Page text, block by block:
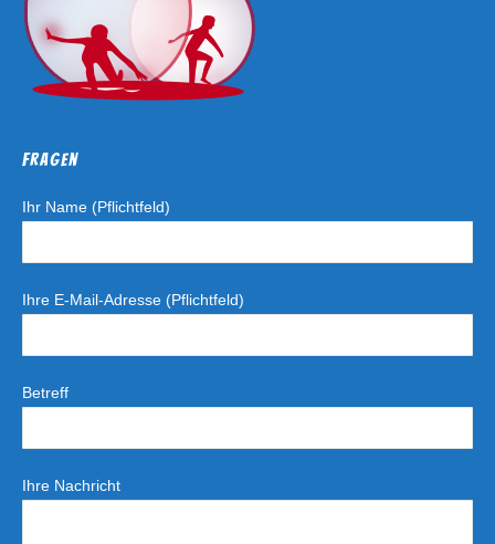
Fragen
Ihr Name (Pflichtfeld)
Ihre E-Mail-Adresse (Pflichtfeld)
Betreff
Ihre Nachricht